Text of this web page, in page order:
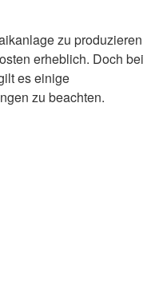
zu produzieren
erheblich. Doch bei
es einige
zu beachten.